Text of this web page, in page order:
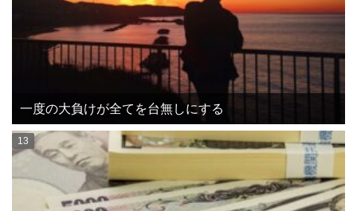
一度の大負けが全てを台無しにする